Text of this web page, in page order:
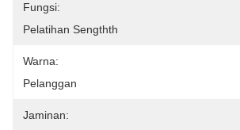
Fungsi:
Pelatihan Sengthth
Warna:
Pelanggan
Jaminan: